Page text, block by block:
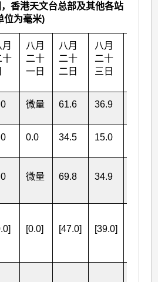
香港天文台总部及其他各站
位为毫米)
十
八月
二十
一日
八月
二十
二日
八月
二十
三日
微量 61.6 36.9
0.0 34.5 15.0
微量 69.8 34.9
[0.0] [47.0]
[39.0]